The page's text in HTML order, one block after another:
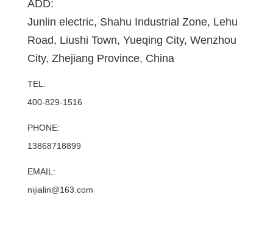
ADD:
Junlin electric, Shahu Industrial Zone, Lehu
Road, Liushi Town, Yueqing City, Wenzhou
City, Zhejiang Province, China
TEL:
400-829-1516
PHONE:
13868718899
EMAIL:
nijialin@163.com